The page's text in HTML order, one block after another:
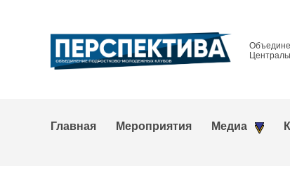
Главная Мероприятия Медиа